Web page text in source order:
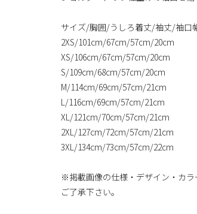
サイズ/胸囲/うしろ着丈/袖丈/袖口
2XS/101cm/67cm/57cm/20cm
XS/106cm/67cm/57cm/20cm
S/109cm/68cm/57cm/20cm
M/114cm/69cm/57cm/21cm
L/116cm/69cm/57cm/21cm
XL/121cm/70cm/57cm/21cm
2XL/127cm/72cm/57cm/21cm
3XL/134cm/73cm/57cm/22cm
※掲載画像の仕様・デザイン・カ
ご了承下さい。